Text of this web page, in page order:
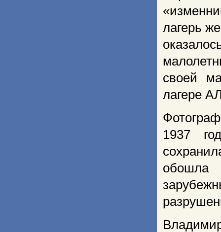
лагерь
своей
лагере
1937
обошла